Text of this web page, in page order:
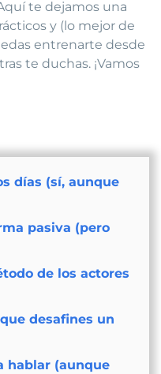
te dejamos una
y (lo mejor de
entrenarte desde
te duchas. ¡Vamos
días (sí, aunque
pasiva (pero
de los actores
desafines un
hablar (aunque